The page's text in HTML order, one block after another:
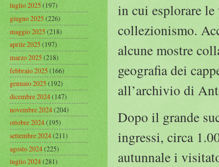
in cui esplorare le
collezionismo.
alcune mostre
geografia dei
all’archivio di
Dopo il grande
ingressi, circa
autunnale i
luglio 2025(197)
giugno 2025(226)
maggio 2025(218)
aprile 2025(197)
marzo 2025(218)
febbraio 2025(166)
gennaio 2025(192)
dicembre 2024(147)
novembre 2024(204)
ottobre 2024(195)
settembre 2024(211)
agosto 2024(225)
luglio 2024(281)